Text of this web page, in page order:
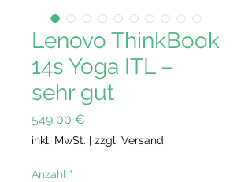
Lenovo ThinkBook
14s Yoga ITL –
sehr gut
549,00 €
inkl. MwSt. | zzgl. Versand
Anzahl *